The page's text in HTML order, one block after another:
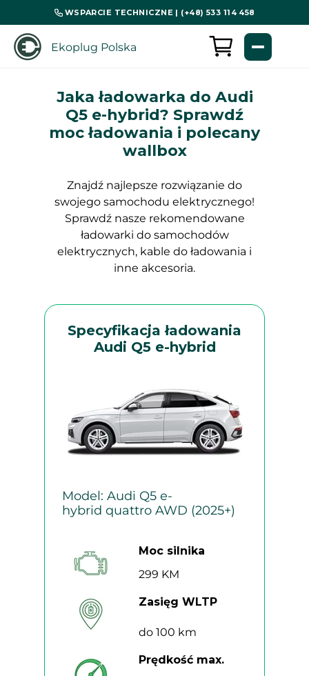
WSPARCIE TECHNICZNE | (+48) 533 114 458
Ekoplug Polska
Prędkość max.
do 100 km
Zasięg WLTP
299 KM
Moc silnika
Specyfikacja ładowania
Audi Q5 e-hybrid
Model: Audi Q5 e-
hybrid quattro AWD (2025+)
Znajdź najlepsze rozwiązanie do
swojego samochodu elektrycznego!
Sprawdź nasze rekomendowane
ładowarki do samochodów
elektrycznych, kable do ładowania i
inne akcesoria.
Jaka ładowarka do Audi
Q5 e-hybrid? Sprawdź
moc ładowania i polecany
wallbox